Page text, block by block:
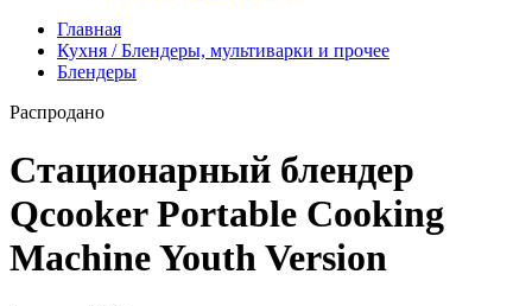
Главная
Кухня / Блендеры, мультиварки и прочее
Блендеры
Распродано
Стационарный блендер
Qcooker Portable Cooking
Machine Youth Version